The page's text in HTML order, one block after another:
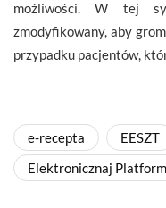
możliwości. W tej
zmodyfikowany, aby
przypadku pacjentów,
e-recepta
EESZT
Elektronicznaj